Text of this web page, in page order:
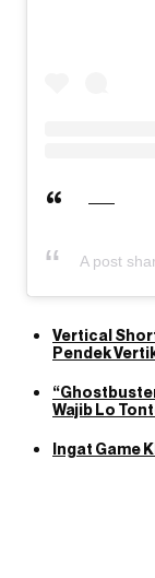
A post
Vertical
Pendek
Wajib Lo
Ingat Game